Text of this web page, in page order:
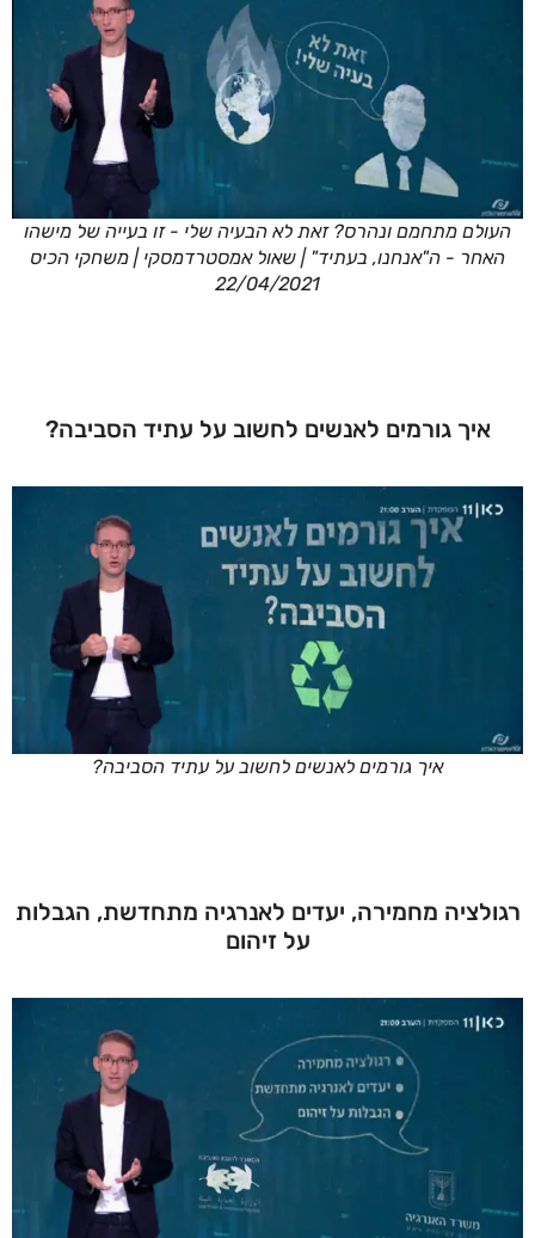
העולם מתחמם ונהרס? זאת לא הבעיה שלי - זו בעייה של מישהו
האחר - ה"אנחנו, בעתיד" | שאול אמסטרדמסקי | משחקי הכיס
22/04/2021
איך גורמים לאנשים לחשוב על עתיד הסביבה?
איך גורמים לאנשים לחשוב על עתיד הסביבה?
רגולציה מחמירה, יעדים לאנרגיה מתחדשת, הגבלות
על זיהום